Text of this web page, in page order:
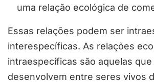
uma relação ecológica de
Essas relações podem ser
interespecíficas. As relações
intraespecíficas são aquelas que
desenvolvem entre seres vivos